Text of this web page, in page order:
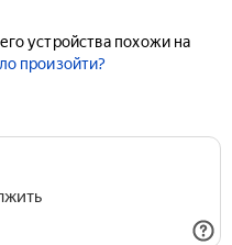
устройства похожи на
произойти?